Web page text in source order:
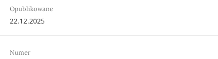
Opublikowane
22.12.2025
Numer